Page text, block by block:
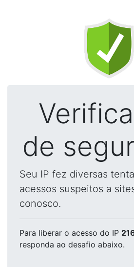
de
Seu IP fez diversas
acessos suspeitos a
conosco.
Para liberar o acesso do IP
responda ao desafio abaixo.